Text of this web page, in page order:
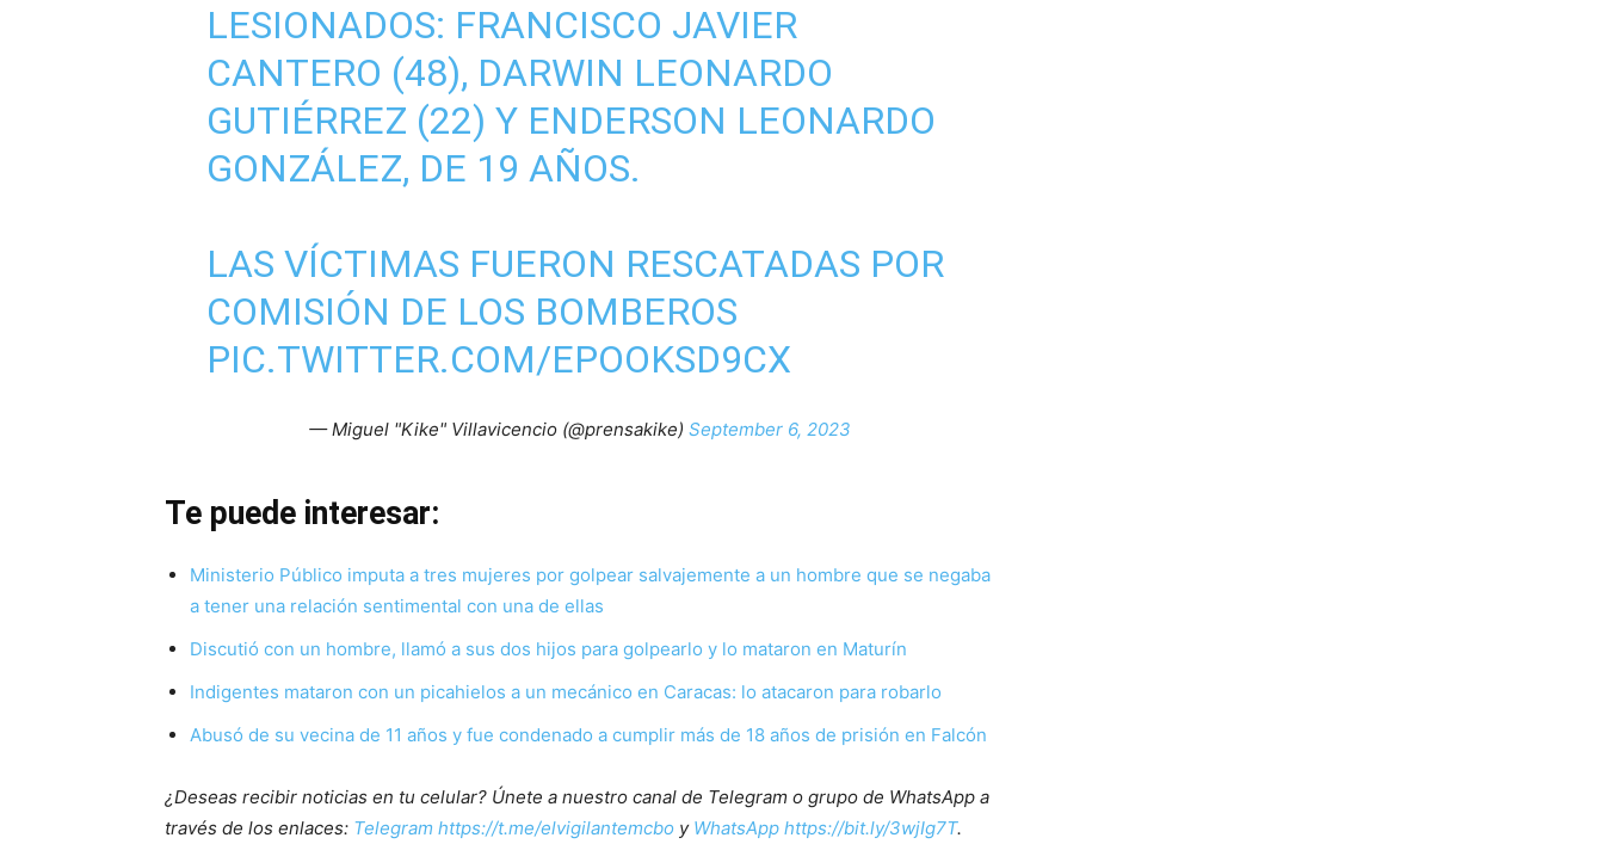
LESIONADOS: FRANCISCO JAVIER
CANTERO (48), DARWIN LEONARDO
GUTIÉRREZ (22) Y ENDERSON LEONARDO
GONZÁLEZ, DE 19 AÑOS.
LAS VÍCTIMAS FUERON RESCATADAS POR
COMISIÓN DE LOS BOMBEROS
PIC.TWITTER.COM/EPOOKSD9CX
— Miguel "Kike" Villavicencio (@prensakike) September 6, 2023
Te puede interesar:
Ministerio Público imputa a tres mujeres por golpear salvajemente a un hombre que se negaba
a tener una relación sentimental con una de ellas
Discutió con un hombre, llamó a sus dos hijos para golpearlo y lo mataron en Maturín
Indigentes mataron con un picahielos a un mecánico en Caracas: lo atacaron para robarlo
Abusó de su vecina de 11 años y fue condenado a cumplir más de 18 años de prisión en Falcón
¿Deseas recibir noticias en tu celular? Únete a nuestro canal de Telegram o grupo de WhatsApp a
través de los enlaces: Telegram https://t.me/elvigilantemcbo y WhatsApp https://bit.ly/3wjIg7T.